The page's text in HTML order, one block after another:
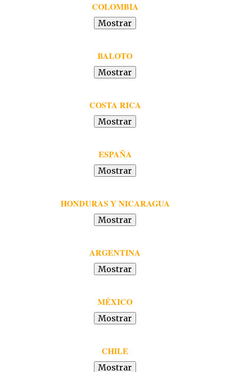
COLOMBIA
BALOTO
COSTA RICA
ESPAÑA
HONDURAS Y NICARAGUA
ARGENTINA
MÉXICO
CHILE